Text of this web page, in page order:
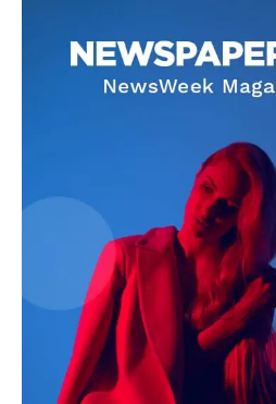
AIN NEWS 1
Contact Us
Privacy Policy
Terms of Use Agreement
Facebook
X WhatsApp
Share